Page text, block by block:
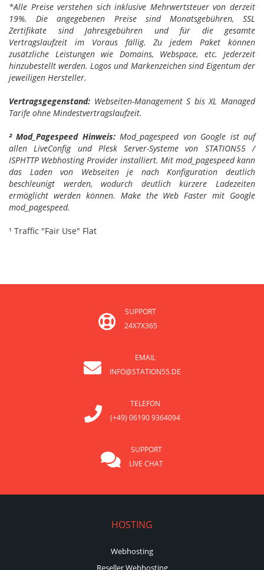
*Alle Preise verstehen sich inklusive Mehrwertsteuer von derzeit
19%. Die angegebenen Preise sind Monatsgebühren, SSL
Zertifikate sind Jahresgebühren und für die gesamte
Vertragslaufzeit im Voraus fällig. Zu jedem Paket können
zusätzliche Leistungen wie Domains, Webspace, etc. Jederzeit
hinzubestellt werden. Logos und Markenzeichen sind Eigentum der
jeweiligen Hersteller.
Vertragsgegenstand: Webseiten-Management S bis XL Managed
Tarife ohne Mindestvertragslaufzeit.
² Mod_Pagespeed Hinweis:Mod_pagespeed von Google ist auf
allen LiveConfig und Plesk Server-Systeme von STATION55 /
ISPHTTP Webhosting Provider installiert. Mit mod_pagespeed kann
das Laden von Webseiten je nach Konfiguration deutlich
beschleunigt werden, wodurch deutlich kürzere Ladezeiten
ermöglicht werden können. Make the Web Faster mit Google
mod_pagespeed.
¹ Traffic "Fair Use" Flat
SUPPORT
24X7X365
EMAIL
INFO@STATION55.DE
TELEFON
(+49) 06190 9364094
SUPPORT
LIVE CHAT
HOSTING
Webhosting
Reseller Webhosting